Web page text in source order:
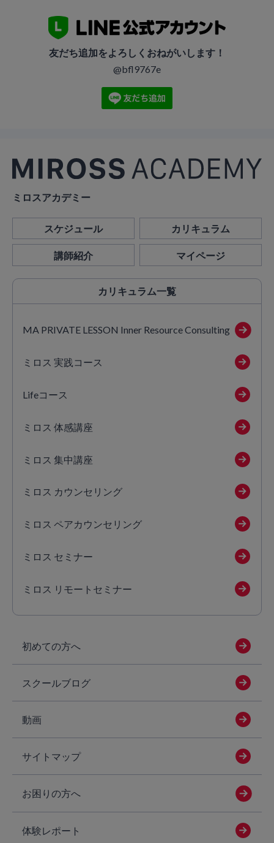
友だち追加をよろしくおねがいします！
@bfl9767e
ミロスアカデミー
スケジュール カリキュラム
講師紹介 マイページ
カリキュラム一覧
MA PRIVATE LESSON Inner Resource Consulting
ミロス 実践コース
Lifeコース
ミロス 体感講座
ミロス 集中講座
ミロス カウンセリング
ミロス ペアカウンセリング
ミロス セミナー
ミロス リモートセミナー
初めての方へ
スクールブログ
動画
サイトマップ
お困りの方へ
体験レポート